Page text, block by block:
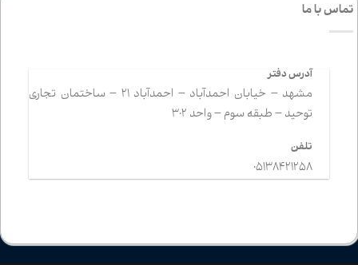
تماس با ما
آدرس دفتر
مشهد – خیابان احمدآباد – احمدآباد 21 – ساختمان تجاری
توحید – طبقه سوم – واحد 302
تلفن
05138421258